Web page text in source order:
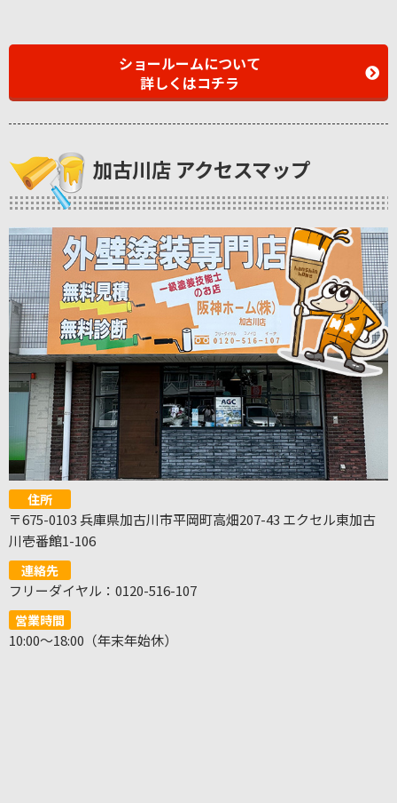
ショールームについて
詳しくはコチラ
加古川店 アクセスマップ
住所
〒675-0103 兵庫県加古川市平岡町高畑207-43 エクセル東加古
川壱番館1-106
連絡先
フリーダイヤル：0120-516-107
営業時間
10:00～18:00（年末年始休）